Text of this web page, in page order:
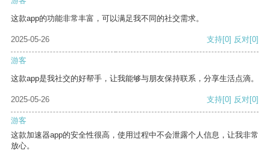
这款app的功能非常丰富，可以满足我不同的社交需求。
2025-05-26 支持[0] 反对[0]
游客
这款app是我社交的好帮手，让我能够与朋友保持联系，分享生活点滴。
2025-05-26 支持[0] 反对[0]
游客
这款加速器app的安全性很高，使用过程中不会泄露个人信息，让我非常
放心。